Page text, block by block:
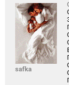
safka